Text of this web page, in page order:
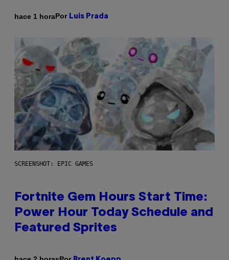
hace 1 horaPor Luis Prada
SCREENSHOT: EPIC GAMES
Fortnite Gem Hours Start Time:
Power Hour Today Schedule and
Featured Sprites